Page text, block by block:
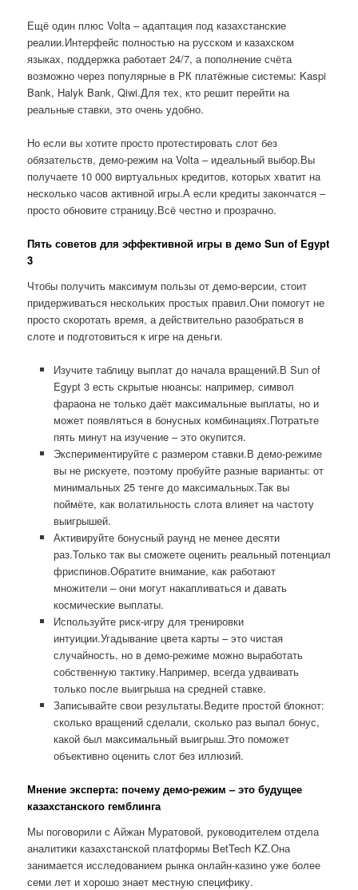
Ещё один плюс Volta – адаптация под казахстанские
реалии.Интерфейс полностью на русском и казахском
языках, поддержка работает 24/7, а пополнение счёта
возможно через популярные в РК платёжные системы: Kaspi
Bank, Halyk Bank, Qiwi.Для тех, кто решит перейти на
реальные ставки, это очень удобно.
Но если вы хотите просто протестировать слот без
обязательств, демо-режим на Volta – идеальный выбор.Вы
получаете 10 000 виртуальных кредитов, которых хватит на
несколько часов активной игры.А если кредиты закончатся –
просто обновите страницу.Всё честно и прозрачно.
Пять советов для эффективной игры в демо Sun of Egypt
3
Чтобы получить максимум пользы от демо-версии, стоит
придерживаться нескольких простых правил.Они помогут не
просто скоротать время, а действительно разобраться в
слоте и подготовиться к игре на деньги.
Изучите таблицу выплат до начала вращений.В Sun of
Egypt 3 есть скрытые нюансы: например, символ
фараона не только даёт максимальные выплаты, но и
может появляться в бонусных комбинациях.Потратьте
пять минут на изучение – это окупится.
Экспериментируйте с размером ставки.В демо-режиме
вы не рискуете, поэтому пробуйте разные варианты: от
минимальных 25 тенге до максимальных.Так вы
поймёте, как волатильность слота влияет на частоту
выигрышей.
Активируйте бонусный раунд не менее десяти
раз.Только так вы сможете оценить реальный потенциал
фриспинов.Обратите внимание, как работают
множители – они могут накапливаться и давать
космические выплаты.
Используйте риск-игру для тренировки
интуиции.Угадывание цвета карты – это чистая
случайность, но в демо-режиме можно выработать
собственную тактику.Например, всегда удваивать
только после выигрыша на средней ставке.
Записывайте свои результаты.Ведите простой блокнот:
сколько вращений сделали, сколько раз выпал бонус,
какой был максимальный выигрыш.Это поможет
объективно оценить слот без иллюзий.
Мнение эксперта: почему демо-режим – это будущее
казахстанского гемблинга
Мы поговорили с Айжан Муратовой, руководителем отдела
аналитики казахстанской платформы BetTech KZ.Она
занимается исследованием рынка онлайн-казино уже более
семи лет и хорошо знает местную специфику.